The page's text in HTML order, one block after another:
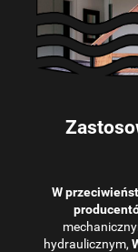
W
hydraulicznym,